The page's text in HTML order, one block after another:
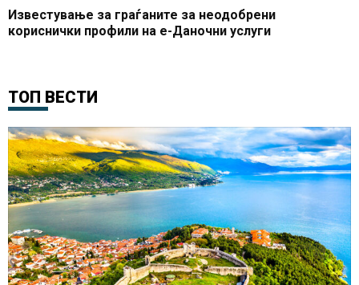
Известување за граѓаните за неодобрени
кориснички профили на е-Даночни услуги
ТОП ВЕСТИ